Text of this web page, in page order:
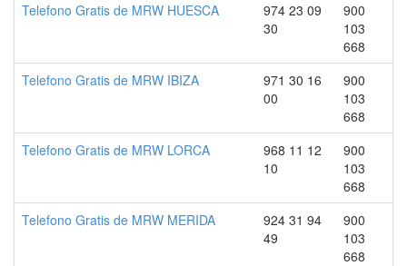
Telefono Gratis de MRW HUESCA
974 23 09
30
900
103
668
Telefono Gratis de MRW IBIZA
971 30 16
00
900
103
668
Telefono Gratis de MRW LORCA
968 11 12
10
900
103
668
Telefono Gratis de MRW MERIDA
924 31 94
49
900
103
668